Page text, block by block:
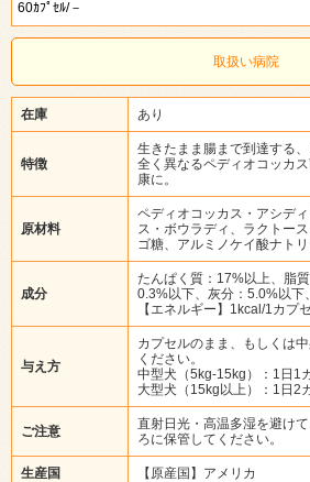
取扱い病院
在庫 あり
特徴
生きたまま腸まで到達する
全く異なるペディオコッカ
康に。
原材料
ペディオコッカス・アシデ
ス・ボウラディ、ラクトー
ゴ糖、アルミノケイ酸ナト
成分
たんぱく質：17%以上、脂
0.3%以下、灰分：5.0%以下
【エネルギー】1kcal/1カプ
与え方
カプセルのまま、もしくは
ください。
中型犬（5kg-15kg）：1日1
大型犬（15kg以上）：1日2
ご注意
直射日光・高温多湿を避け
ろに保管してください。
生産国 【原産国】アメリカ